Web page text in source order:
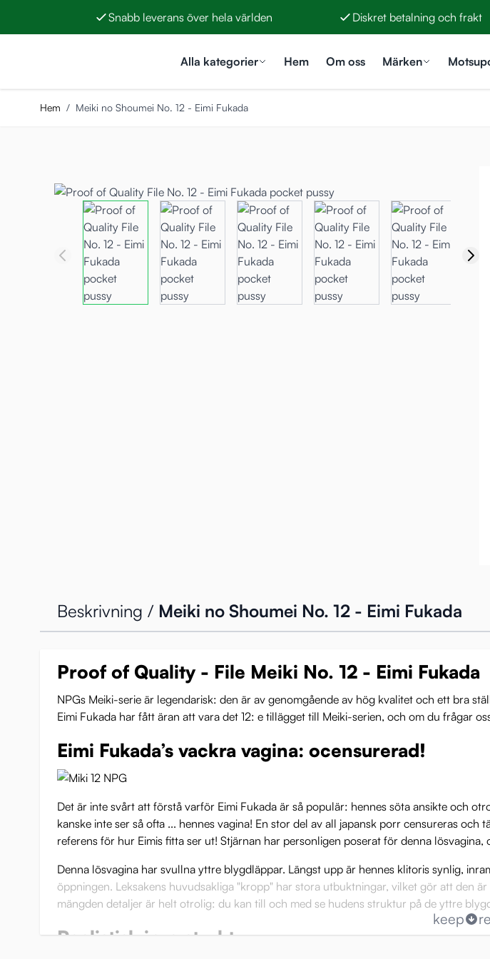
Snabb leverans över hela världen Diskret betalning och frakt
Alla kategorier
Hem Om oss Märken
Hem / Meiki no Shoumei No. 12 - Eimi Fukada
Beskrivning / Meiki no Shoumei No. 12 - Eimi Fukada
Proof of Quality - File Meiki No. 12 - Eimi Fukada
NPGs Meiki-serie är legendarisk: den är av genomgående av hög kvalitet och ett bra
Eimi Fukada har fått äran att vara det 12: e tillägget till Meiki-serien, och om du frågar
Eimi Fukada’s vackra vagina: ocensurerad!
Det är inte svårt att förstå varför Eimi Fukada är så populär: hennes söta ansikte och
kanske inte ser så ofta ... hennes vagina! En stor del av all japansk porr censureras
referens för hur Eimis fitta ser ut! Stjärnan har personligen poserat för denna
Denna lösvagina har svullna yttre blygdläppar. Längst upp är hennes klitoris synlig,
öppningen. Leksakens huvudsakliga "kropp" har stora utbuktningar, vilket gör att den
mängden detaljer är helt otrolig: du kan till och med se hudens struktur på de yttre
Realistisk inre struktur
keep